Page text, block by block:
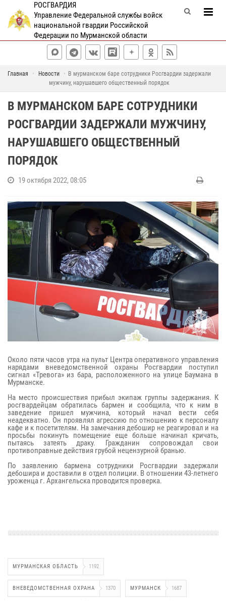
РОСГВАРДИЯ
Управление Федеральной службы войск
национальной гвардии Российской
Федерации по Мурманской области
Главная Новости
В мурманском баре сотрудники Росгвардии задержали
мужчину, нарушавшего общественный порядок
В МУРМАНСКОМ БАРЕ СОТРУДНИКИ
РОСГВАРДИИ ЗАДЕРЖАЛИ МУЖЧИНУ,
НАРУШАВШЕГО ОБЩЕСТВЕННЫЙ
ПОРЯДОК
19 октября 2022, 08:05
Около пяти часов утра на пульт Центра оперативного управления
нарядами вневедомственной охраны Росгвардии поступил
сигнал «Тревога» из бара, расположенного на улице Баумана в
Мурманске.
На место происшествия прибыл экипаж группы задержания. К
росгвардейцам обратилась бармен и сообщила, что к ним в
заведение пришел мужчина, который начал вести себя
неадекватно. Он проявлял агрессию по отношению к персоналу
кафе и к посетителям. На замечания дебошир не реагировал и на
просьбы покинуть помещение еще больше начинал кричать,
пытаясь затеять драку. Гражданин сопровождал свои
противоправные действия грубой нецензурной бранью.
По заявлению бармена сотрудники Росгвардии задержали
дебошира и доставили в отдел полиции. В отношении 43-летнего
уроженца г. Архангельска проводится проверка.
МУРМАНСКАЯ ОБЛАСТЬ 1192
ВНЕВЕДОМСТВЕННАЯ ОХРАНА 1370 МУРМАНСК 1687